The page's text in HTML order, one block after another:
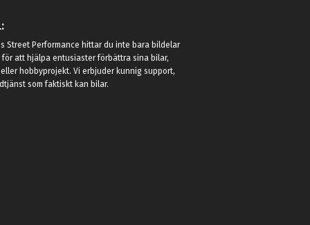
Street Performance hittar du inte bara bildelar
att hjälpa entusiaster förbättra sina bilar,
hobbyprojekt. Vi erbjuder kunnig support,
som faktiskt kan bilar.